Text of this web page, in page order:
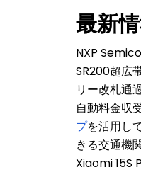
最新
NXP
SR200超広
リー改札通
自動料金収
プを活用し
きる交通機
Xiaomi 15S